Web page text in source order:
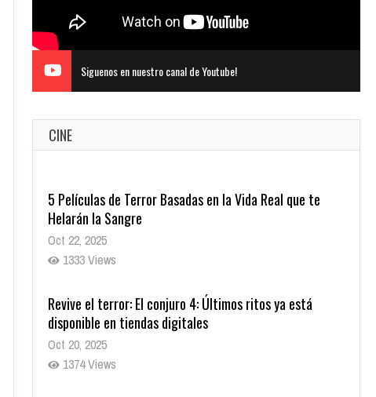
Siguenos en nuestro canal de Youtube!
CINE
5 Películas de Terror Basadas en la Vida Real que te
1333 Views
Revive el terror: El conjuro 4: Últimos ritos ya está
disponible en tiendas digitales
1374 Views
Warner Bros. lleva a las tiendas digitales su racha de
registros con sus últimas 6 películas